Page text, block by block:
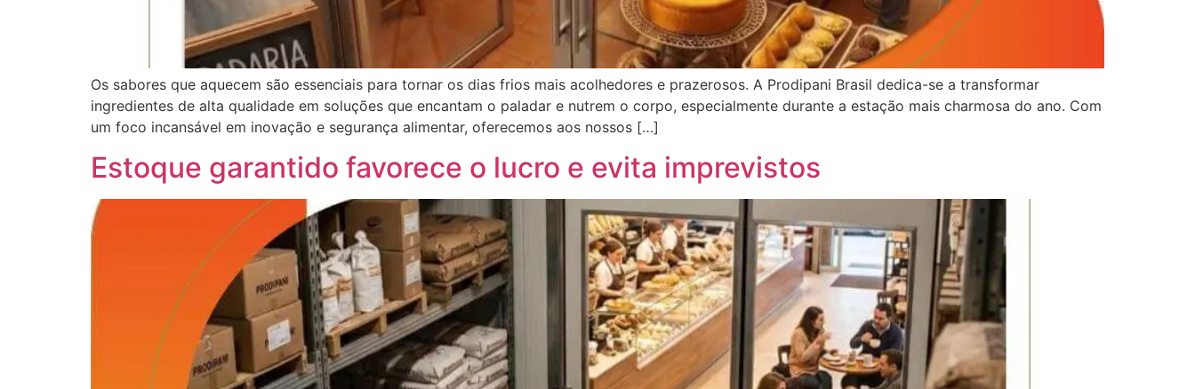
Os sabores que aquecem são essenciais para tornar os dias frios mais acolhedores e prazerosos. A Prodipani Brasil dedica-se a transformar
ingredientes de alta qualidade em soluções que encantam o paladar e nutrem o corpo, especialmente durante a estação mais charmosa do ano. Com
um foco incansável em inovação e segurança alimentar, oferecemos aos nossos […]
Estoque garantido favorece o lucro e evita imprevistos